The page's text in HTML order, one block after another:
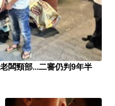
闆頸部...二審仍判9年半